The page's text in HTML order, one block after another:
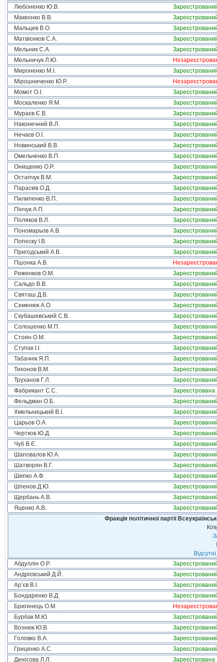
Любоненко Ю.В.
Макеєнко В.В.
Мальцев В.О.
Матвієнков С.А.
Мельник С.А.
Мельничук Л.Ю.
Мироненко М.І.
Мірошниченко Ю.Р.
Момот О.І.
Москаленко Я.М.
Мураєв Є.В.
Наконечний В.Л.
Нечаєв О.І.
Новинський В.В.
Омельченко В.П.
Онищенко О.Р.
Остапчук В.М.
Парасків О.Д.
Пилипенко В.П.
Пінчук А.П.
Поляков В.Л.
Пономарьов А.В.
Попеску І.В.
Пригодський А.В.
Пшонка А.В.
Риженков О.М.
Сальдо В.В.
Святаш Д.В.
Семенюк А.О.
Скубашевський С.В.
Солошенко М.П.
Стоян О.М.
Ступак І.І.
Табачнік Я.П.
Тихонов В.М.
Труханов Г.Л.
Фабрикант С.С.
Зареєстрована
Фельдман О.Б.
Хмельницький В.І.
Царьов О.А.
Чертков Ю.Д.
Чуб В.Є.
Шаповалов Ю.А.
Шатворян В.Г.
Шипко А.Ф.
Шпенов Д.Ю.
Щербань А.В.
Яценко А.В.
Фракція політичної партії
Абдуллін О.Р.
Андрієвський Д.Й.
Ар’єв В.І.
Бондаренко В.Д.
Бригинець О.М.
Бурбак М.Ю.
Вознюк Ю.В.
Головко В.А.
Гриценко А.С.
Денісова Л.Л.
Зареєстрована